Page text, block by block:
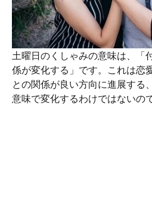
土曜日のくしゃみの意味は、「
係が変化する」です。これは恋
との関係が良い方向に進展する
意味で変化するわけではないの